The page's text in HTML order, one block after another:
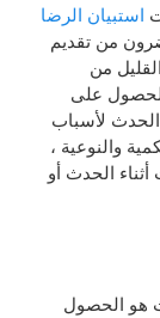
استبيان الرضا
من تقديم
من
على
لأسباب
والنوعية ،
الحدث أو
هو الحصول